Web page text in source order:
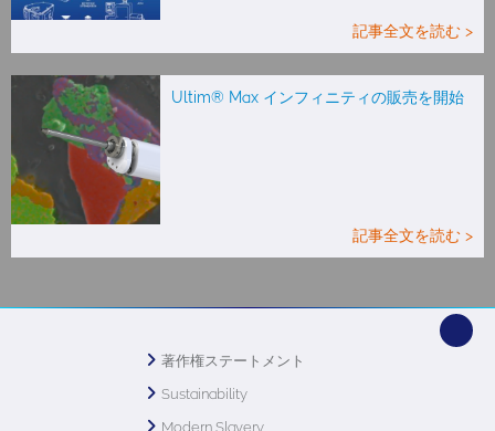
記事全文を読む >
Ultim® Max インフィニティの販売を開始
記事全文を読む >
著作権ステートメント
Sustainability
Modern Slavery